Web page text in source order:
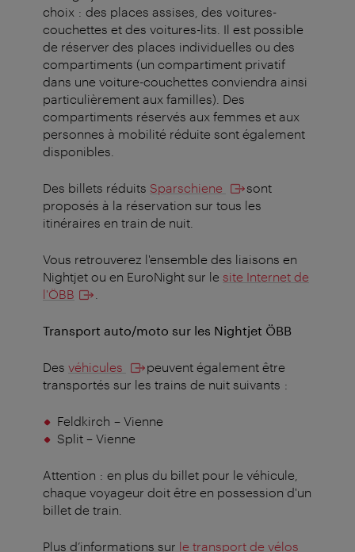
choix : des places assises, des voitures-
couchettes et des voitures-lits. Il est possible
de réserver des places individuelles ou des
compartiments (un compartiment privatif
dans une voiture-couchettes conviendra ainsi
particulièrement aux familles). Des
compartiments réservés aux femmes et aux
personnes à mobilité réduite sont également
disponibles.
Des billets réduits Sparschiene
sont
proposés à la réservation sur tous les
itinéraires en train de nuit.
Vous retrouverez l'ensemble des liaisons en
Nightjet ou en EuroNight sur le site Internet de
l'ÖBB
Transport auto/moto sur les Nightjet ÖBB
Des véhicules
peuvent également être
transportés sur les trains de nuit suivants :
Feldkirch – Vienne
Split – Vienne
Attention : en plus du billet pour le véhicule,
chaque voyageur doit être en possession d'un
billet de train.
Plus d’informations sur le transport de vélos